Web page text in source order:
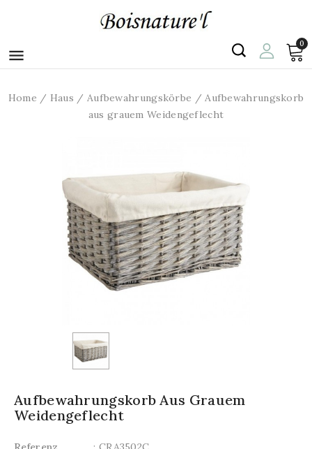

0
Home Haus Aufbewahrungskörbe
Aufbewahrungskorb
aus grauem Weidengeflecht
Aufbewahrungskorb Aus Grauem
Weidengeflecht